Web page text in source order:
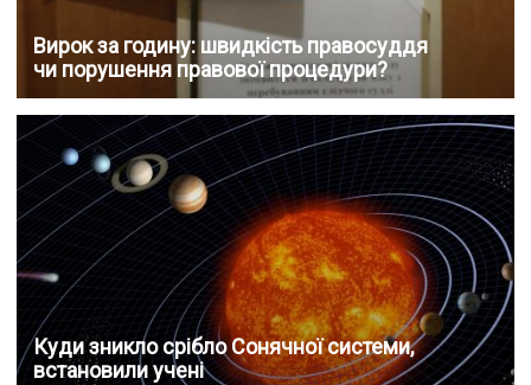
Вирок за годину: швидкість правосуддя
чи порушення правової процедури?
Куди зникло срібло Сонячної системи,
встановили учені